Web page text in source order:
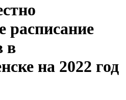
расписание
в
на 2022 год